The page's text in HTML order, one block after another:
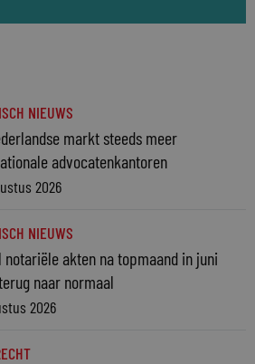
NIEUWS
markt steeds meer
advocatenkantoren
2026
NIEUWS
notariële akten na topmaand in juni
naar normaal
2026